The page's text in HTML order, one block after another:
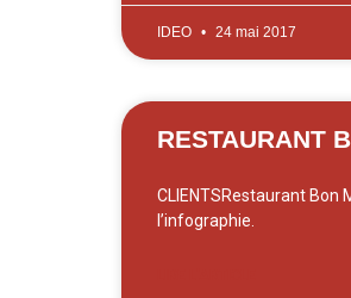
IDEO 24 mai 2017
RESTAURANT
CLIENTSRestaurant Bon
l’infographie.